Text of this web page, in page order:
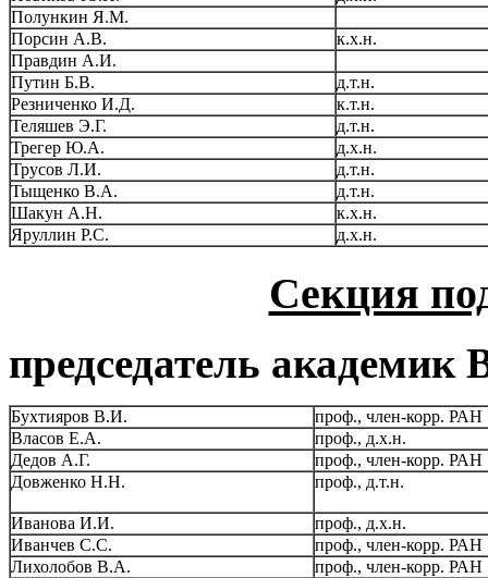
Полункин Я.М.
Порсин А.В.
к.х.н.
Правдин А.И.
Путин Б.В.
д.т.н.
Резниченко И.Д.
к.т.н.
Теляшев Э.Г.
д.т.н.
Трегер Ю.А.
д.х.н.
Трусов Л.И.
д.т.н.
Тыщенко В.А.
д.т.н.
Шакун А.Н.
к.х.н.
Яруллин Р.С.
д.х.н.
Секция
председатель
Бухтияров В.И.
проф., член-корр. РАН
Власов Е.А.
проф., д.х.н.
Дедов А.Г.
проф., член-корр. РАН
Довженко Н.Н.
проф., д.т.н.
Иванова И.И.
проф., д.х.н.
Иванчев С.С.
проф., член-корр. РАН
Лихолобов В.А.
проф., член-корр. РАН